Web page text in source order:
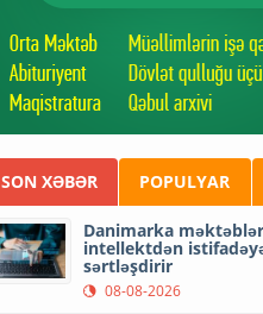
SON XƏBƏR POPULYAR
Danimarka
intellektdən
sərtləşdirir
08-08-2026